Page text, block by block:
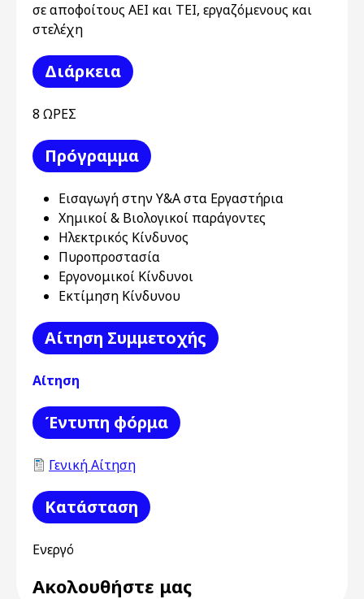
σε αποφοίτους ΑΕΙ και ΤΕΙ, εργαζόμενους και
στελέχη
Διάρκεια
8 ΩΡΕΣ
Πρόγραμμα
Εισαγωγή στην Υ&Α στα Εργαστήρια
Χημικοί & Βιολογικοί παράγοντες
Ηλεκτρικός Κίνδυνος
Πυροπροστασία
Εργονομικοί Κίνδυνοι
Εκτίμηση Κίνδυνου
Αίτηση Συμμετοχής
Αίτηση
Έντυπη φόρμα
Γενική Αίτηση
Κατάσταση
Ενεργό
Ακολουθήστε μας